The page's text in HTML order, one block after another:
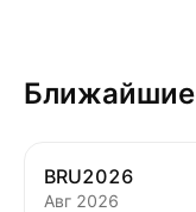
Ближайшие
BRU2026
Авг 2026